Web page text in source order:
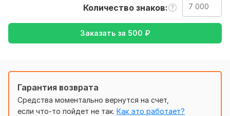
Красота и мода,
Кулинария,
Культура и искусство,Медицина и здоровье
с Русского на Немецкий
Объем услуги в кворке:
Количество знаков
Заказать за 500 ₽
Гарантия возврата
Средства моментально вернутся на счет,
если что-то пойдет не так. Как это работает?